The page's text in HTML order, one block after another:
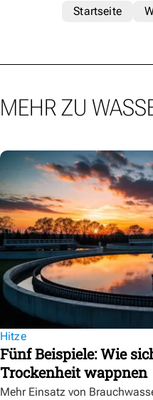
Startseite
MEHR ZU
Hitze
Fünf Beispiele: Wie
Trockenheit wappnen
Mehr Einsatz von